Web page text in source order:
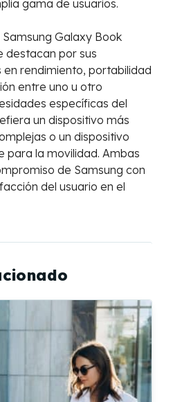
gama de usuarios.
Galaxy Book
destacan por sus
rendimiento, portabilidad
entre uno u otro
específicas del
un dispositivo más
o un dispositivo
para la movilidad. Ambas
de Samsung con
del usuario en el